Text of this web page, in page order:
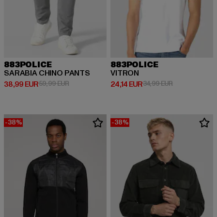
883POLICE
SARABIA CHINO PANTS
38,99 EUR
Derzeitiger Preis: 38,99 EUR
59,99 EURAktionspreis: 59,99 EUR
883POLICE
VITRON
24,14 EUR
Derzeitiger Preis: 24,14 EUR
34,99 EURAktionspreis:
-38% -38%